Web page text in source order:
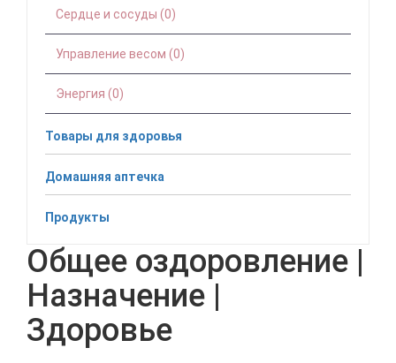
Сердце и сосуды (0)
Управление весом (0)
Энергия (0)
Товары для здоровья
Домашняя аптечка
Продукты
Общее оздоровление |
Назначение |
Здоровье